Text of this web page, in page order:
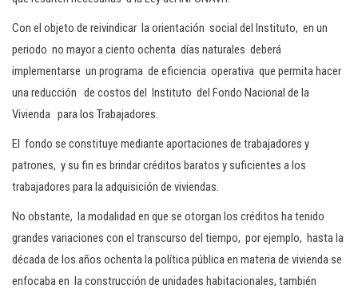
Con el objeto de reivindicar la orientación social del Instituto, en un
periodo no mayor a ciento ochenta días naturales deberá
implementarse un programa de eficiencia operativa que permita hacer
una reducción de costos del Instituto del Fondo Nacional de la
Vivienda para los Trabajadores.
El fondo se constituye mediante aportaciones de trabajadores y
patrones, y su fin es brindar créditos baratos y suficientes a los
trabajadores para la adquisición de viviendas.
No obstante, la modalidad en que se otorgan los créditos ha tenido
grandes variaciones con el transcurso del tiempo, por ejemplo, hasta la
década de los años ochenta la política pública en materia de vivienda se
enfocaba en la construcción de unidades habitacionales, también